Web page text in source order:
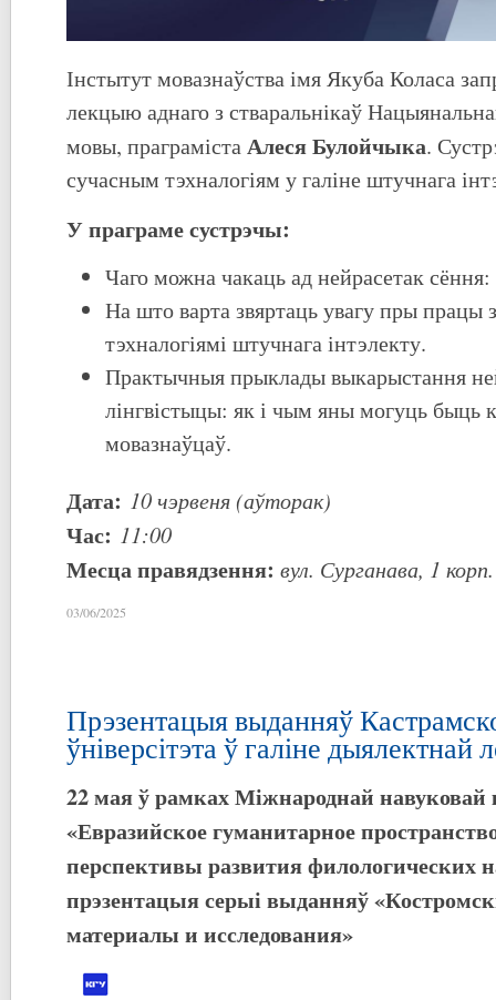
Інстытут мовазнаўства імя Якуба Коласа
лекцыю аднаго з стваральнікаў
мовы, праграмістаАлеся Булойчыка.
сучасным тэхналогіям у галіне штучнага
У праграме сустрэчы:
Чаго можна чакаць ад нейрасетак
На што варта звяртаць увагу пры працы
тэхналогіямі штучнага інтэлекту.
Практычныя прыклады выкарыстання
лінгвістыцы: як і чым яны могуць быць
мовазнаўцаў.
Дата: 10 чэрвеня (аўторак)
Час: 11:00
Месца правядзення: вул. Сурганава, 1
03/06/2025
Прэзентацыя выданняў
ўніверсітэта ў галіне дыялектнай
22 мая ў рамках Міжнароднай
«Евразийское гуманитарное
перспективы развития филологических
прэзентацыясерыівыданняў«К
материалы и исследования»